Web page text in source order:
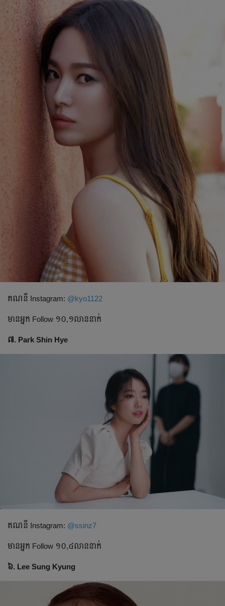
គណនី​ Instagram: @kyo1122
មានអ្នក​ Follow​ ១០,១លាននាក់
៧. Park Shin Hye
គណនី​ Instagram: @ssinz7
មានអ្នក​ Follow ១០,៤លាននាក់
៦. Lee Sung Kyung